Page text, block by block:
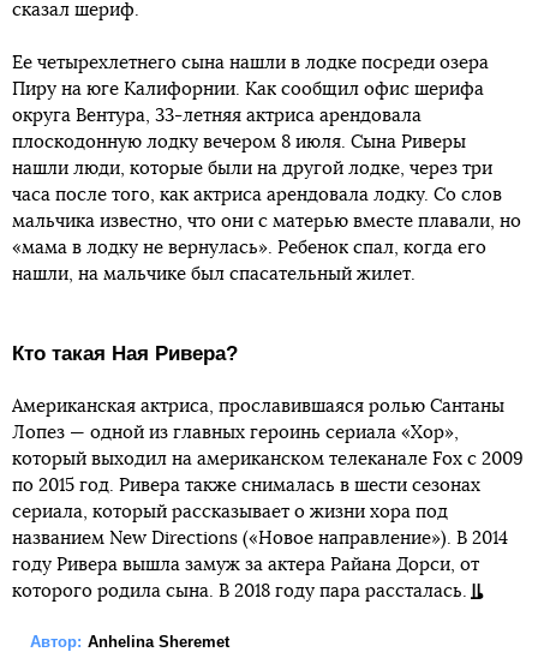
сказал шериф.
Ее четырехлетнего сына нашли в лодке посреди озера
Пиру на юге Калифорнии. Как сообщил офис шерифа
округа Вентура, 33-летняя актриса арендовала
плоскодонную лодку вечером 8 июля. Сына Риверы
нашли люди, которые были на другой лодке, через три
часа после того, как актриса арендовала лодку. Со слов
мальчика известно, что они с матерью вместе плавали, но
«мама в лодку не вернулась». Ребенок спал, когда его
нашли, на мальчике был спасательный жилет.
Кто такая Ная Ривера?
Американская актриса, прославившаяся ролью Сантаны
Лопез — одной из главных героинь сериала «Хор»,
который выходил на американском телеканале Fox с 2009
по 2015 год. Ривера также снималась в шести сезонах
сериала, который рассказывает о жизни хора под
названием New Directions («Новое направление»). В 2014
году Ривера вышла замуж за актера Райана Дорси, от
которого родила сына. В 2018 году пара рассталась.
Автор: Anhelina Sheremet